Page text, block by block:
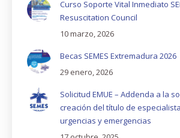
Curso Soporte Vital Inmediato
Resuscitation Council
10 marzo, 2026
Becas SEMES Extremadura 2026
29 enero, 2026
Solicitud EMUE – Addenda a la
creación del título de
urgencias y emergencias